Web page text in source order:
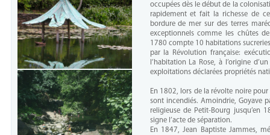
occupées dès le début de la
rapidement et fait la richesse de
bordure de mer sur des terres
exceptionnels comme les chûtes
1780 compte 10 habitations
par la Révolution française:
l’habitation La Rose, à l’origine
exploitations déclarées propriétés
En 1802, lors de la révolte noire
sont incendiés. Amoindrie, Goyave
religieuse de Petit-Bourg jusqu’en
signe l’acte de séparation.
En 1847, Jean Baptiste Jammes,